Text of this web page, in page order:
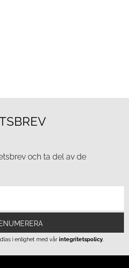
och ta del av de
i enlighet med vår integritetspolicy.